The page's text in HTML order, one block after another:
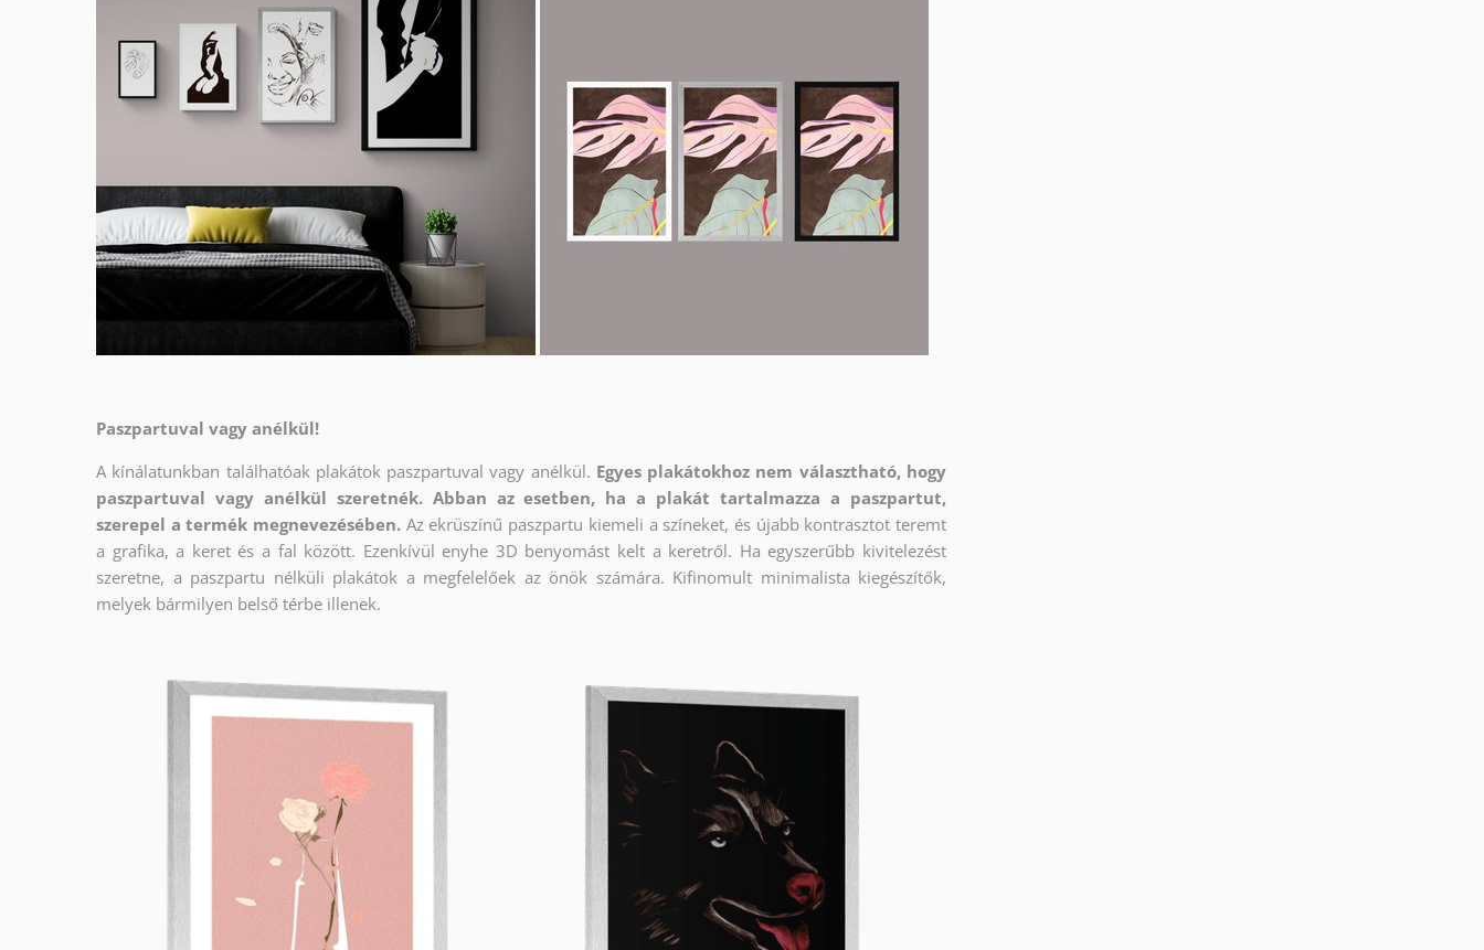
Paszpartuval vagy anélkül!
A kínálatunkban találhatóak plakátok paszpartuval vagy anélkül. Egyes plakátokhoz nem választható, hogy
paszpartuval vagy anélkül szeretnék. Abban az esetben, ha a plakát tartalmazza a paszpartut,
szerepel a termék megnevezésében. Az ekrüszínű paszpartu kiemeli a színeket, és újabb kontrasztot teremt
a grafika, a keret és a fal között. Ezenkívül enyhe 3D benyomást kelt a keretről. Ha egyszerűbb kivitelezést
szeretne, a paszpartu nélküli plakátok a megfelelőek az önök számára. Kifinomult minimalista kiegészítők,
melyek bármilyen belső térbe illenek.